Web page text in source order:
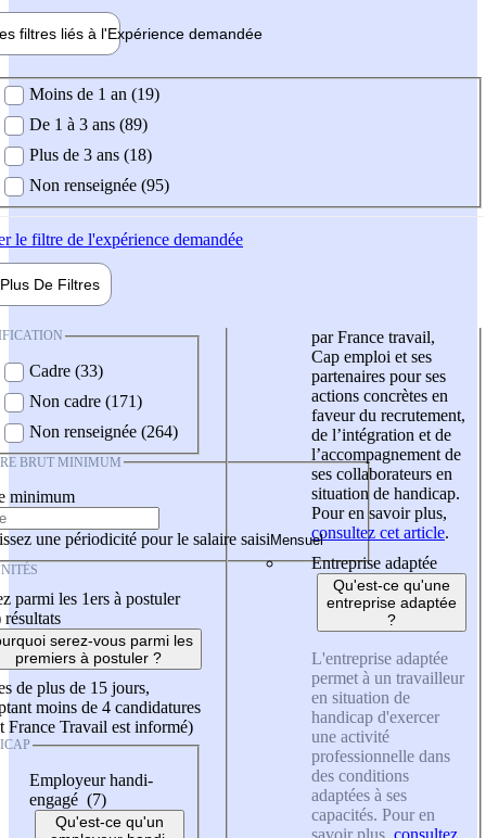
filtres liés à l'Expérience demandée
demandée
Moins de 1 an (19)
De 1 à 3 ans (89)
Plus de 3 ans (18)
Non renseignée (95)
le filtre de l'expérience demandée
Plus De Filtres
Cadre (33)
Non cadre (171)
Non renseignée (264)
BRUT MINIMUM
minimum
une périodicité pour le salaire saisi
parmi les 1ers à postuler
résultats
serez-vous parmi les
premiers à postuler ?
de plus de 15 jours,
moins de 4 candidatures
France Travail est informé)
Employeur handi-
engagé (7)
Qu'est-ce qu'un
par France travail,
Cap emploi et ses
partenaires pour ses
actions concrètes en
faveur du recrutement,
de l’intégration et de
l’accompagnement de
ses collaborateurs en
situation de handicap.
Pour en savoir plus,
consultez cet article.
Entreprise adaptée
Qu'est-ce qu'une
entreprise adaptée
?
L'entreprise adaptée
permet à un travailleur
en situation de
handicap d'exercer
une activité
professionnelle dans
des conditions
adaptées à ses
capacités. Pour en